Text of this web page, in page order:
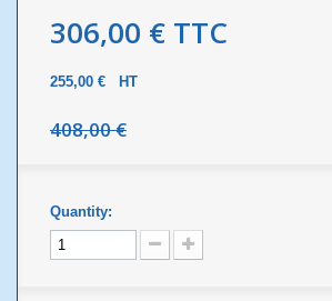
306,00 € TTC
255,00 € HT
408,00 €
Quantity: